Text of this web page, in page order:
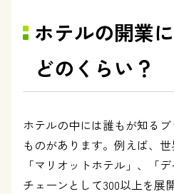
ホテルの開業
どのくらい？
ホテルの中には誰もが知る
ものがあります。例えば、世
「マリオットホテル」、「
チェーンとして300以上を展